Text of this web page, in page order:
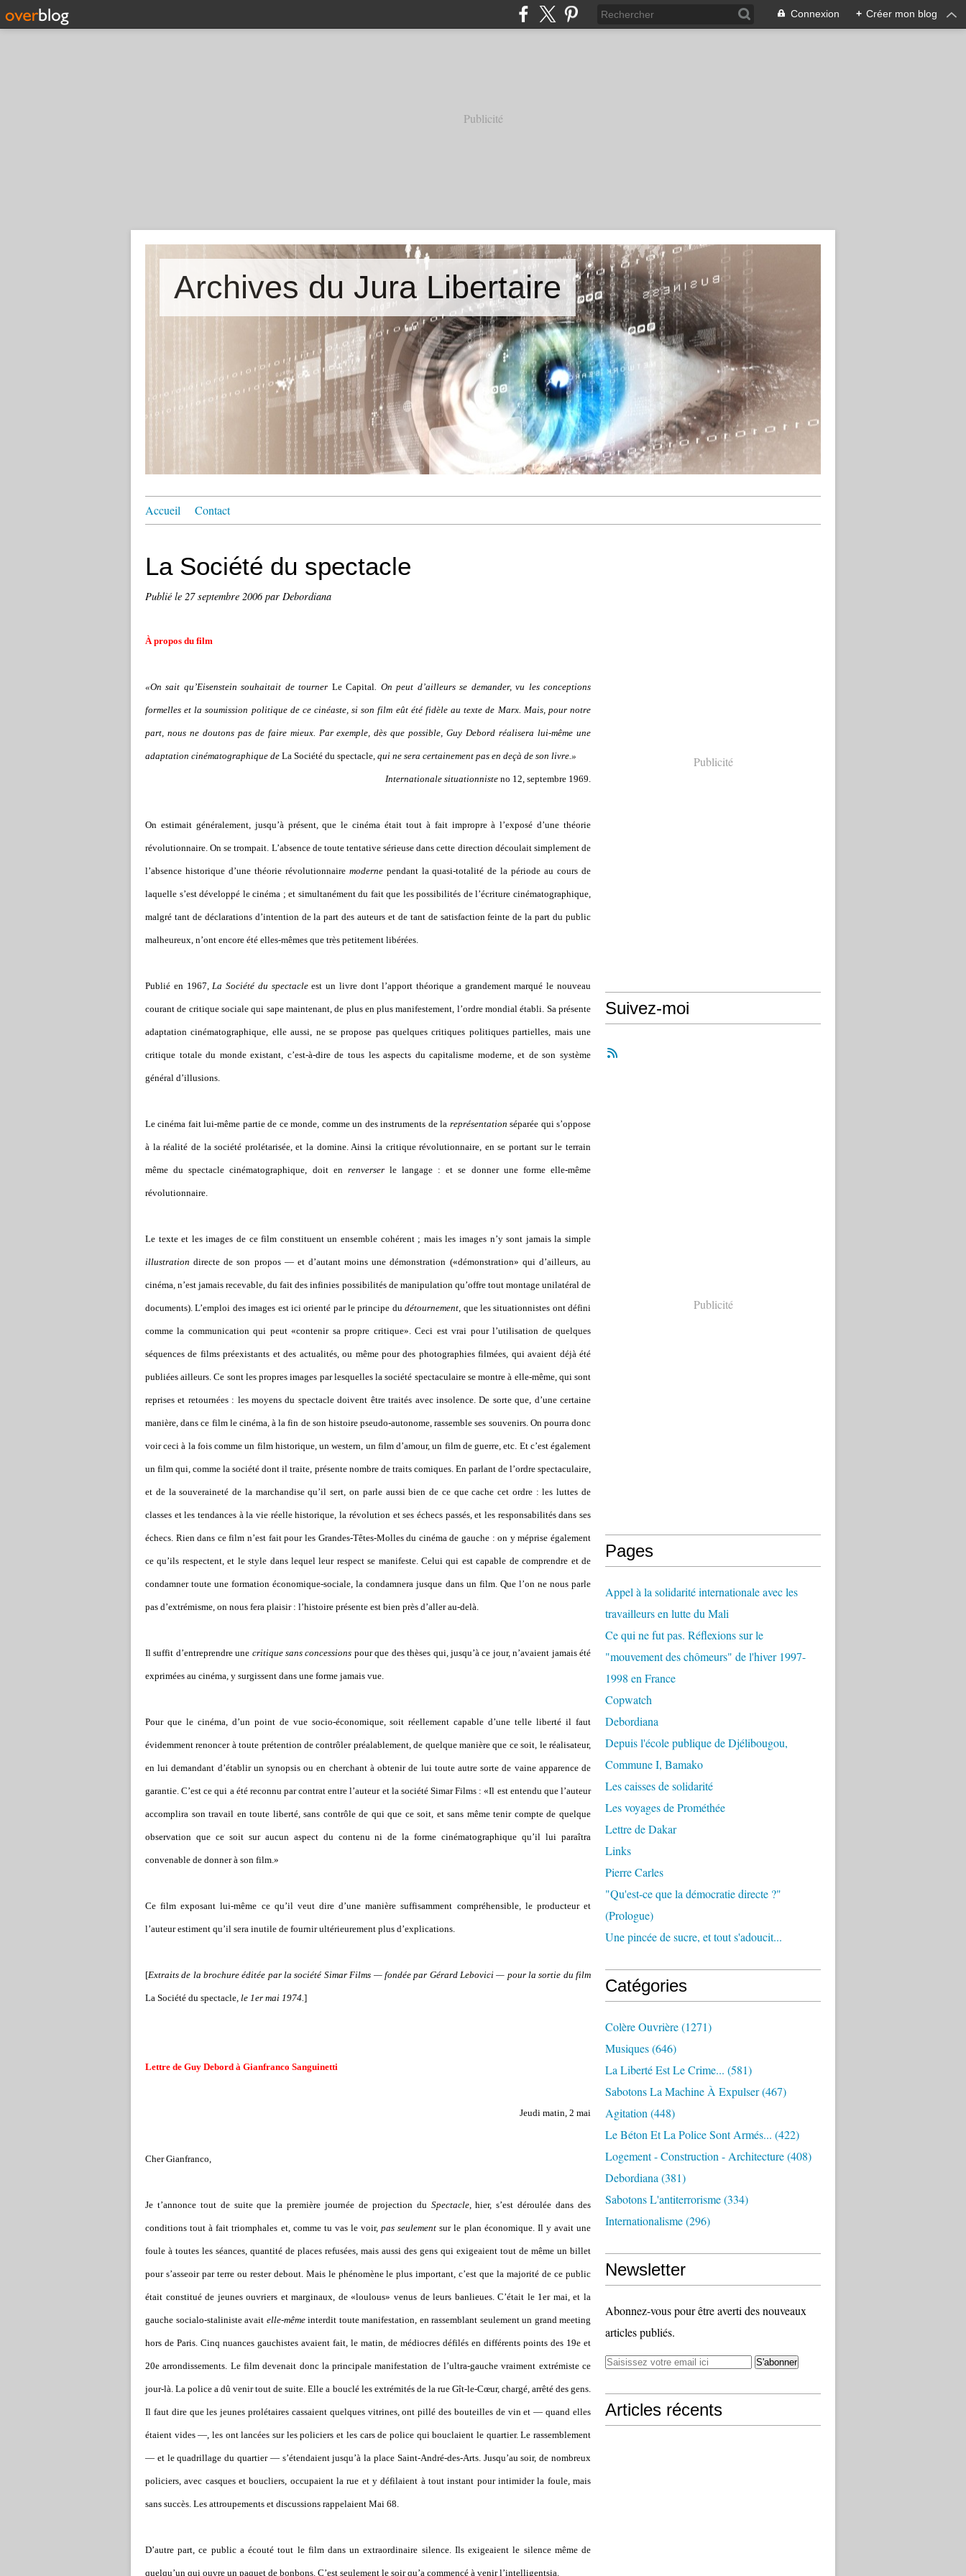
Connexion + Créer mon blog
Publicité
Archives du Jura Libertaire
Accueil Contact
La Société du spectacle
Publié le 27 septembre 2006par Debordiana
À propos du film
«On sait qu’Eisenstein souhaitait de tourner Le Capital. On peut d’ailleurs se demander, vu les conceptions
formelles et la soumission politique de ce cinéaste, si son film eût été fidèle au texte de Marx. Mais, pour notre
part, nous ne doutons pas de faire mieux. Par exemple, dès que possible, Guy Debord réalisera lui-même une
adaptation cinématographique de La Société du spectacle, qui ne sera certainement pas en deçà de son livre.»
Internationale situationniste no 12, septembre 1969.
On estimait généralement, jusqu’à présent, que le cinéma était tout à fait impropre à l’exposé d’une théorie
révolutionnaire. On se trompait. L’absence de toute tentative sérieuse dans cette direction découlait simplement de
l’absence historique d’une théorie révolutionnaire modernependant la quasi-totalité de la période au cours de
laquelle s’est développé le cinéma ; et simultanément du fait que les possibilités de l’écriture cinématographique,
malgré tant de déclarations d’intention de la part des auteurs et de tant de satisfaction feinte de la part du public
malheureux, n’ont encore été elles-mêmes que très petitement libérées.
Publié en 1967,La Société du spectacleest un livre dont l’apport théorique a grandement marqué le nouveau
courant de critique sociale qui sape maintenant, de plus en plus manifestement, l’ordre mondial établi. Sa présente
adaptation cinématographique, elle aussi, ne se propose pas quelques critiques politiques partielles, mais une
critique totale du monde existant, c’est-à-dire de tous les aspects du capitalisme moderne, et de son système
général d’illusions.
Le cinéma fait lui-même partie de ce monde, comme un des instruments de la représentation séparée qui s’oppose
à la réalité de la société prolétarisée, et la domine. Ainsi la critique révolutionnaire, en se portant sur le terrain
même du spectacle cinématographique, doit en renverserle langage : et se donner une forme elle-même
révolutionnaire.
Le texte et les images de ce film constituent un ensemble cohérent ; mais les images n’y sont jamais la simple
illustration directe de son propos — et d’autant moins une démonstration («démonstration» qui d’ailleurs, au
cinéma, n’est jamais recevable, du fait des infinies possibilités de manipulation qu’offre tout montage unilatéral de
documents). L’emploi des images est ici orienté par le principe dudétournement, que les situationnistes ont défini
comme la communication qui peut «contenir sa propre critique». Ceci est vrai pour l’utilisation de quelques
séquences de films préexistants et des actualités, ou même pour des photographies filmées, qui avaient déjà été
publiées ailleurs. Ce sont les propres images par lesquelles la société spectaculaire se montre à elle-même, qui sont
reprises et retournées : les moyens du spectacle doivent être traités avec insolence. De sorte que, d’une certaine
manière, dans ce film le cinéma, à la fin de son histoire pseudo-autonome, rassemble ses souvenirs. On pourra donc
voir ceci à la fois comme un film historique, un western, un film d’amour, un film de guerre, etc. Et c’est également
un film qui, comme la société dont il traite, présente nombre de traits comiques. En parlant de l’ordre spectaculaire,
et de la souveraineté de la marchandise qu’il sert, on parle aussi bien de ce que cache cet ordre : les luttes de
classes et les tendances à la vie réelle historique, la révolution et ses échecs passés, et les responsabilités dans ses
échecs. Rien dans ce film n’est fait pour les Grandes-Têtes-Molles du cinéma de gauche : on y méprise également
ce qu’ils respectent, et le style dans lequel leur respect se manifeste. Celui qui est capable de comprendre et de
condamner toute une formation économique-sociale, la condamnera jusque dans un film. Que l’on ne nous parle
pas d’extrémisme, on nous fera plaisir : l’histoire présente est bien près d’aller au-delà.
Il suffit d’entreprendre une critique sans concessions pour que des thèses qui, jusqu’à ce jour, n’avaient jamais été
exprimées au cinéma, y surgissent dans une forme jamais vue.
Pour que le cinéma, d’un point de vue socio-économique, soit réellement capable d’une telle liberté il faut
évidemment renoncer à toute prétention de contrôler préalablement, de quelque manière que ce soit, le réalisateur,
en lui demandant d’établir un synopsis ou en cherchant à obtenir de lui toute autre sorte de vaine apparence de
garantie. C’est ce qui a été reconnu par contrat entre l’auteur et la société Simar Films : «Il est entendu que l’auteur
accomplira son travail en toute liberté, sans contrôle de qui que ce soit, et sans même tenir compte de quelque
observation que ce soit sur aucun aspect du contenu ni de la forme cinématographique qu’il lui paraîtra
convenable de donner à son film.»
Ce film exposant lui-même ce qu’il veut dire d’une manière suffisamment compréhensible, le producteur et
l’auteur estiment qu’il sera inutile de fournir ultérieurement plus d’explications.
[Extraits de la brochure éditée par la société Simar Films — fondée par Gérard Lebovici — pour la sortie du film
La Société du spectacle, le 1er mai 1974.]
Lettre de Guy Debord à Gianfranco Sanguinetti
Jeudi matin, 2 mai
Cher Gianfranco,
Je t’annonce tout de suite que la première journée de projection du Spectacle, hier, s’est déroulée dans des
conditions tout à fait triomphales et, comme tu vas le voir,pas seulement sur le plan économique. Il y avait une
foule à toutes les séances, quantité de places refusées, mais aussi des gens qui exigeaient tout de même un billet
pour s’asseoir par terre ou rester debout. Mais le phénomène le plus important, c’est que la majorité de ce public
était constitué de jeunes ouvriers et marginaux, de «loulous» venus de leurs banlieues. C’était le 1er mai, et la
gauche socialo-staliniste avait elle-mêmeinterdit toute manifestation, en rassemblant seulement un grand meeting
hors de Paris. Cinq nuances gauchistes avaient fait, le matin, de médiocres défilés en différents points des 19e et
20e arrondissements. Le film devenait donc la principale manifestation de l’ultra-gauche vraiment extrémiste ce
jour-là. La police a dû venir tout de suite. Elle a bouclé les extrémités de la rue Gît-le-Cœur, chargé, arrêté des gens.
Il faut dire que les jeunes prolétaires cassaient quelques vitrines, ont pillé des bouteilles de vin et — quand elles
étaient vides —, les ont lancées sur les policiers et les cars de police qui bouclaient le quartier. Le rassemblement
— et le quadrillage du quartier — s’étendaient jusqu’à la place Saint-André-des-Arts. Jusqu’au soir, de nombreux
policiers, avec casques et boucliers, occupaient la rue et y défilaient à tout instant pour intimider la foule, mais
sans succès. Les attroupements et discussions rappelaient Mai 68.
D’autre part, ce public a écouté tout le film dans un extraordinaire silence. Ils exigeaient le silence même de
quelqu’un qui ouvre un paquet de bonbons. C’est seulement le soir qu’a commencé à venir l’intelligentsia.
Publicité
Suivez-moi
Publicité
Pages
Appel à la solidarité internationale avec les
travailleurs en lutte du Mali
Ce qui ne fut pas. Réflexions sur le
"mouvement des chômeurs" de l'hiver 1997-
1998 en France
Copwatch
Debordiana
Depuis l'école publique de Djélibougou,
Commune I, Bamako
Les caisses de solidarité
Les voyages de Prométhée
Lettre de Dakar
Links
Pierre Carles
"Qu'est-ce que la démocratie directe ?"
(Prologue)
Une pincée de sucre, et tout s'adoucit...
Catégories
Colère Ouvrière(1271)
Musiques(646)
La Liberté Est Le Crime... (581)
Sabotons La Machine À Expulser(467)
Agitation (448)
Le Béton Et La Police Sont Armés... (422)
Logement - Construction - Architecture(408)
Debordiana (381)
Sabotons L'antiterrorisme(334)
Internationalisme(296)
Newsletter
Abonnez-vous pour être averti des nouveaux
articles publiés.
Articles récents